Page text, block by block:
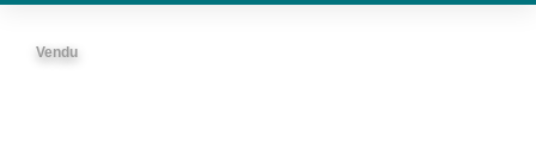
Vendu